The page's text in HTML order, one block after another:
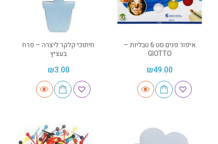
איפור פנים סט 6 טבליות –
GIOTTO
₪49.00
חיתוכי קלקר ליצרה – פרח
בעציץ
₪3.00